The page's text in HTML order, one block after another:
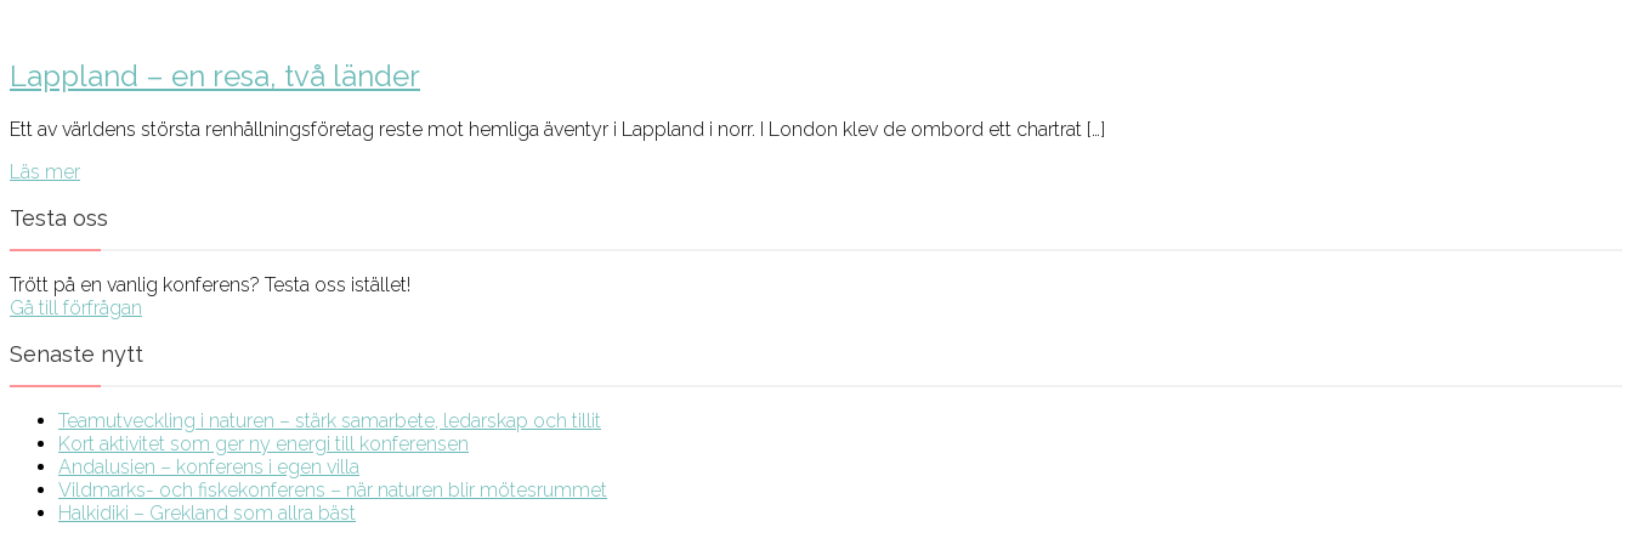
Lappland – en resa, två länder
Ett av världens största renhållningsföretag reste mot hemliga äventyr i Lappland i norr. I London klev de ombord ett chartrat […]
Läs mer
Testa oss
Trött på en vanlig konferens? Testa oss istället!
Gå till förfrågan
Senaste nytt
Teamutveckling i naturen – stärk samarbete, ledarskap och tillit
Kort aktivitet som ger ny energi till konferensen
Andalusien – konferens i egen villa
Vildmarks- och fiskekonferens – när naturen blir mötesrummet
Halkidiki – Grekland som allra bäst